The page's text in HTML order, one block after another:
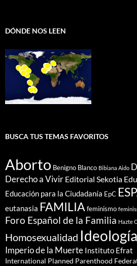
DÓNDE NOS LEEN
BUSCA TUS TEMAS FAVORITOS
Aborto Benigno Blanco Bibiana Aido
Derecho a Vivir Editorial Sekotia
Educación para la Ciudadanía EpC
eutanasia FAMILIA feminismo
Foro Español de la Familia Hazte
Homosexualidad
Imperio de la Muerte Instituto Efrat
International Planned Parenthood